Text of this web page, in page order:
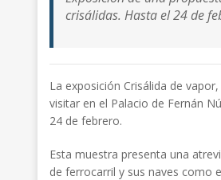
crisálidas. Hasta el 24 de
La exposición Crisálida de
visitar en el Palacio de Fernán
24 de febrero.
Esta muestra presenta una
de ferrocarril y sus naves como